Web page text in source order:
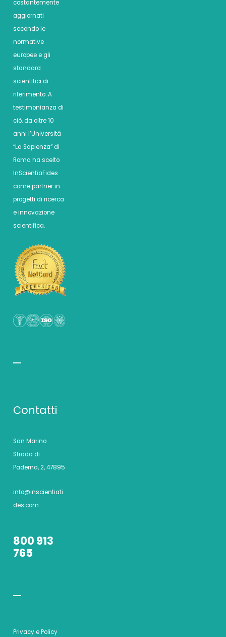
costantemente
aggiornati
secondo le
normative
europee e gli
standard
scientifici di
riferimento. A
testimonianza di
ciò, da oltre 10
anni l’Università
“La Sapienza” di
Roma ha scelto
InScientiaFides
come partner in
progetti di ricerca
e innovazione
scientifica.
Contatti
San Marino
Strada di
Paderna, 2, 47895
info@inscientiafi
des.com
800 913
765
Privacy e Policy